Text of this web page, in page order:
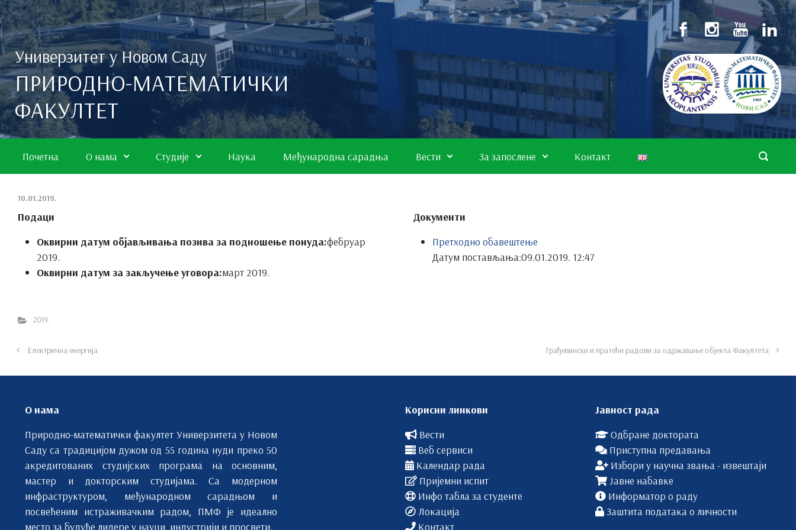
Скип то маин цонтент
Универзитет у Новом Саду
ПРИРОДНО-МАТЕМАТИЧКИ
ФАКУЛТЕТ
Почетна О нама Студије Наука Међународна сарадња Вести За запослене Контакт
10.01.2019.
Подаци
Оквирни датум објављивања позива за подношење понуда:фебруар
2019.
Оквирни датум за закључење уговора:март 2019.
Документи
Претходно обавештење
Датум постављања:09.01.2019. 12:47
2019.
Електрична енергија Грађевински и пратећи радови за одржавање објекта Факултета
О нама
Природно-математички факултет Универзитета у Новом
Саду са традицијом дужом од 55 година нуди преко 50
акредитованих студијских програма на основним,
мастер и докторским студијама. Са модерном
инфраструктуром, међународном сарадњом и
посвећеним истраживачким радом, ПМФ је идеално
место за будуће лидере у науци, индустрији и просвети.
Корисни линкови
Вести
Веб сервиси
Календар рада
Пријемни испит
Инфо табла за студенте
Локација
Контакт
Јавност рада
Одбране доктората
Приступна предавања
Избори у научна звања - извештаји
Јавне набавке
Информатор о раду
Заштита података о личности